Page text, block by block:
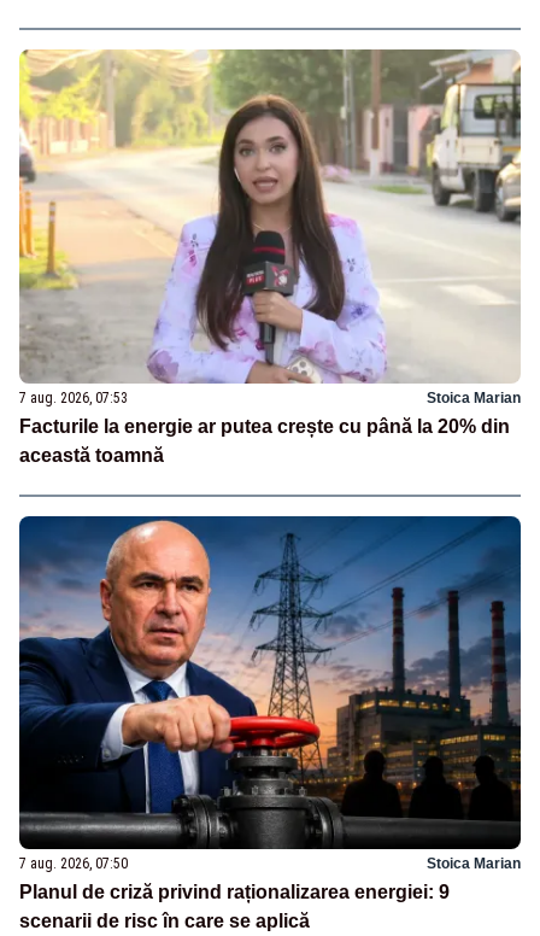
7 aug. 2026, 07:53 Stoica Marian
Facturile la energie ar putea crește cu până la 20% din
această toamnă
7 aug. 2026, 07:50 Stoica Marian
Planul de criză privind raționalizarea energiei: 9
scenarii de risc în care se aplică